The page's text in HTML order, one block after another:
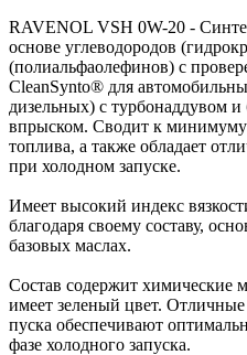
RAVENOL VSH 0W-20 -
основе углеводородов
(полиальфаолефинов) с
CleanSynto® для
дизельных) с турбонаддувом
впрыском. Сводит к минимуму
топлива, а также обладает
при холодном запуске.
Имеет высокий индекс
благодаря своему составу,
базовых маслах.
Состав содержит химические
имеет зеленый цвет.
пуска обеспечивают
фазе холодного запуска.